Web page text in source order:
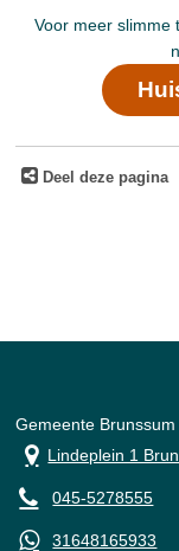
Voor meer slimme
Deel deze pagina
Gemeente Brunssum
Lindeplein 1
045-5278555
31648165933